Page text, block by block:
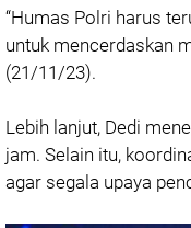
“Humas Polri harus
untuk mencerdaskan
(21/11/23).
Lebih lanjut, Dedi
jam. Selain itu,
agar segala upaya